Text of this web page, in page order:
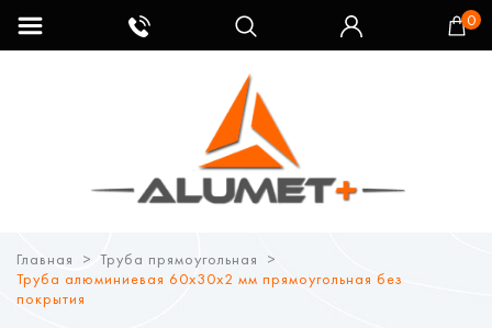
0
Главная
Труба прямоугольная
Труба алюминиевая 60х30х2 мм прямоугольная без
покрытия